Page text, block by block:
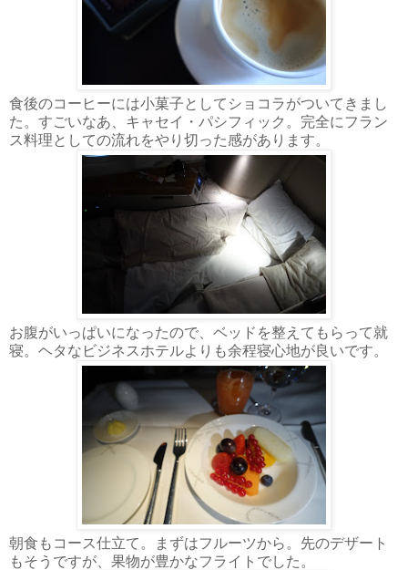
食後のコーヒーには小菓子としてショコラがついてきまし
た。すごいなあ、キャセイ・パシフィック。完全にフラン
ス料理としての流れをやり切った感があります。
お腹がいっぱいになったので、ベッドを整えてもらって就
寝。ヘタなビジネスホテルよりも余程寝心地が良いです。
朝食もコース仕立て。まずはフルーツから。先のデザート
もそうですが、果物が豊かなフライトでした。